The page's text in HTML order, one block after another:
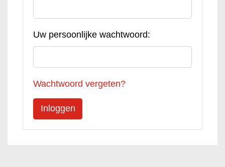
Uw persoonlijke wachtwoord:
Wachtwoord vergeten?